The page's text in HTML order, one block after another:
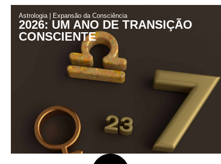
Astrologia| Expansão da Consciência
2026: UM ANO DE TRANSIÇÃO
CONSCIENTE